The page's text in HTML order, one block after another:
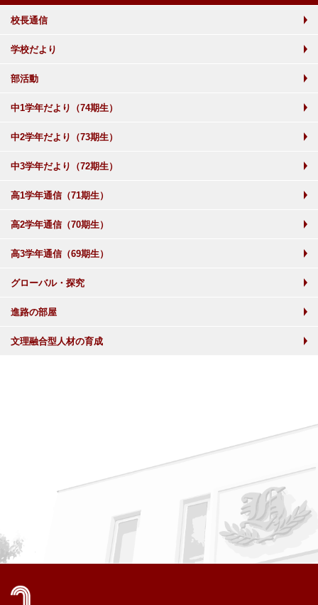
校長通信
学校だより
部活動
中1学年だより（74期生）
中2学年だより（73期生）
中3学年だより（72期生）
高1学年通信（71期生）
高2学年通信（70期生）
高3学年通信（69期生）
グローバル・探究
進路の部屋
文理融合型人材の育成